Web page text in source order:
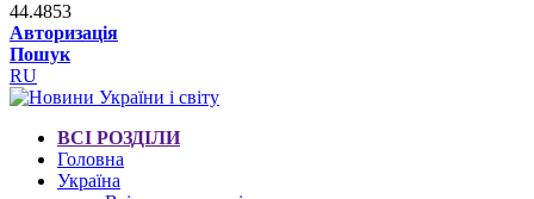
44.4853
Авторизація
Пошук
RU
ВСІ РОЗДІЛИ
Головна
Україна